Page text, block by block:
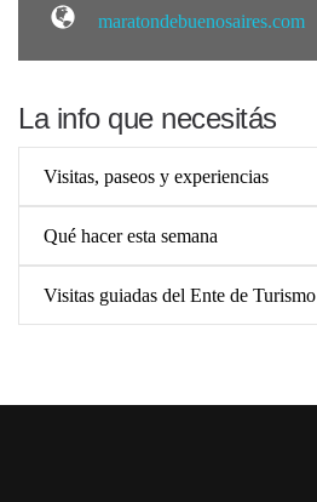
maratondebuenosaires.com
La info que necesitás
Visitas, paseos y experiencias
Qué hacer esta semana
Visitas guiadas del Ente de Turismo